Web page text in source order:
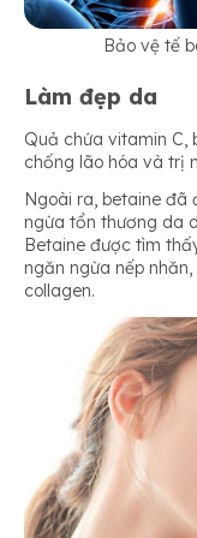
Bảo vệ tế
Làm đẹp da
Quả chứa vitamin
chống lão hóa và trị
Ngoài ra, betaine đã
ngừa tổn thương da
Betaine được tìm
ngăn ngừa nếp
collagen.